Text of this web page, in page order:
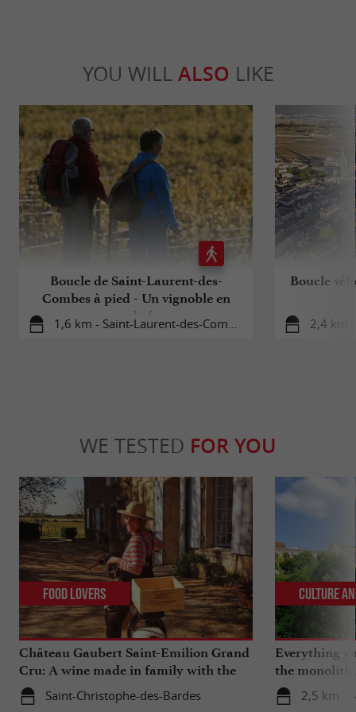
YOU WILL ALSO LIKE
Boucle de Saint-Laurent-des-
Combes à pied - Un vignoble en
relief
1,6 km - Saint-Laurent-des-Combes
Boucle
2,4 km
WE TESTED FOR YOU
Château Gaubert Saint-Emilion Grand
Cru: A wine made in family with the
heart
Saint-Christophe-des-Bardes
Food Lovers
Everything
the
catacombs
2,5 km -
Culture